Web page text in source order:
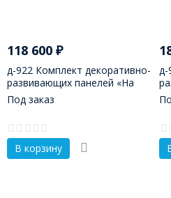
118 600 ₽
д-922 Комплект декоративно-
развивающих панелей «На
пасеке»
Под заказ
В корзину
д-